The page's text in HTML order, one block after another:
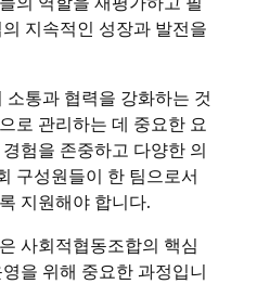
지속적인 성장과 발전을
소통과 협력을 강화하는 것
로 관리하는 데 중요한 요
험을 존중하고 다양한 의
구성원들이 한 팀으로서
지원해야 합니다.
사회적협동조합의 핵심
을 위해 중요한 과정입니